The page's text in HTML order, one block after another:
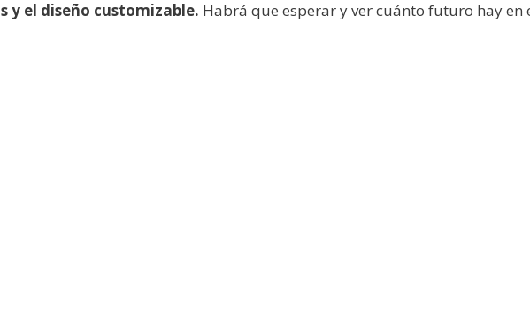
y el diseño customizable. Habrá que esperar y ver cuánto futuro hay en